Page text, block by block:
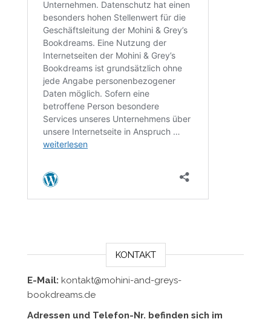
KONTAKT
E-Mail: kontakt@mohini-and-greys-
bookdreams.de
Adressen und Telefon-Nr. befinden sich im